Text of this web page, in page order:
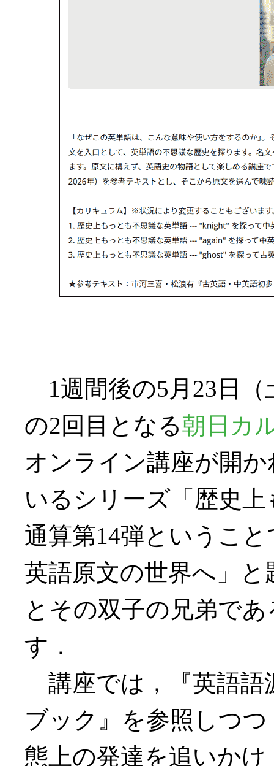
1週間後の5月23日（
の2回目となる朝日カ
オンライン講座が開
いるシリーズ「歴史
通算第14弾というこ
英語原文の世界へ」
とその双子の兄弟で
す．
講座では，『英語語
ブック』を参照しつ
態上の発達を追いか